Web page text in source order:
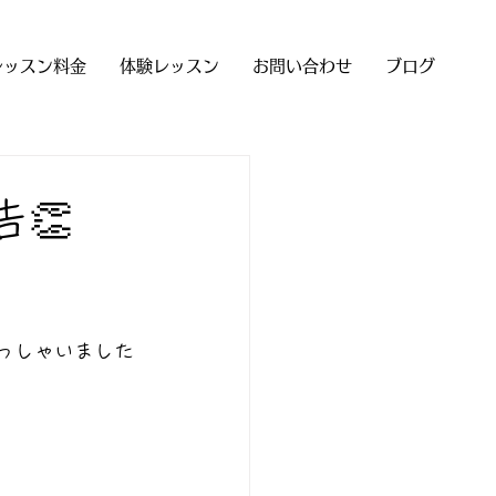
ッスン料金 体験レッスン お問い合わせ ブログ
👏
しゃいました